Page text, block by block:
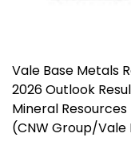
Vale Base Metals
2026 Outlook
Mineral
(CNW Group/Vale